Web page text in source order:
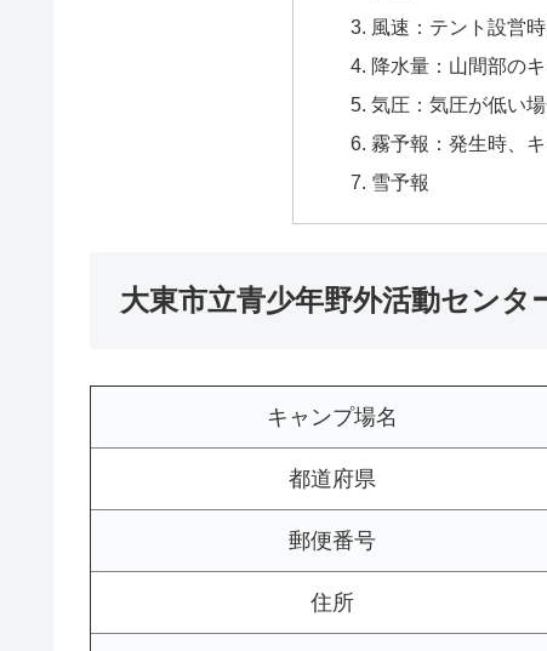
風速：テント設営
降水量：山間部の
気圧：気圧が低い
霧予報：発生時、
雪予報
大東市立青少年野外活動センタ
キャンプ場名
都道府県
郵便番号
住所